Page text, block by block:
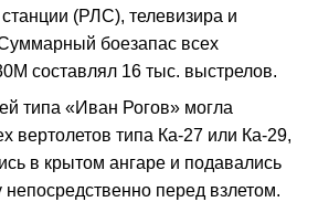
(РЛС), телевизира и
боезапас всех
составлял 16 тыс. выстрелов.
типа «Иван Рогов» могла
вертолетов типа Ка-27 или Ка-29,
в крытом ангаре и подавались
перед взлетом.